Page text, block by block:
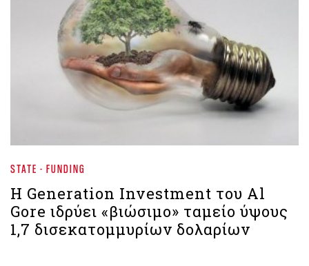
STATE - FUNDING
Η Generation Investment του Al
Gore ιδρύει «βιώσιμο» ταμείο ύψους
1,7 δισεκατομμυρίων δολαρίων